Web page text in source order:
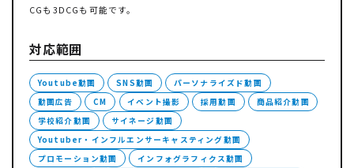
CGも3DCGも可能です。
対応範囲
Youtube動画 SNS動画
パーソナライズド動画
動画広告
CM イベント撮影 採用動画
商品紹介動画
学校紹介動画
サイネージ動画
Youtuber・インフルエンサーキャスティング動画
プロモーション動画
インフォグラフィクス動画